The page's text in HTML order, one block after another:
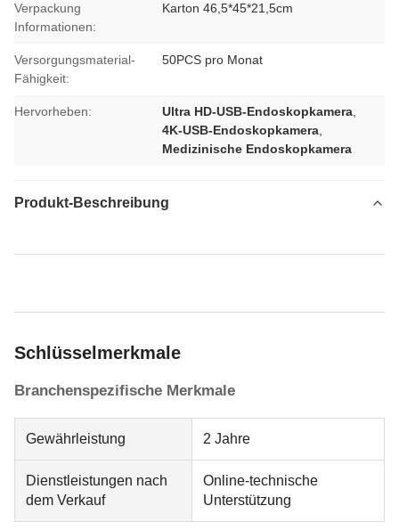
Verpackung
Informationen:
Karton 46,5*45*21,5cm
Versorgungsmaterial-
Fähigkeit:
50PCS pro Monat
Hervorheben: Ultra HD-USB-Endoskopkamera
4K-USB-Endoskopkamera
Medizinische Endoskopkamera
Produkt-Beschreibung
Schlüsselmerkmale
Branchenspezifische Merkmale
Gewährleistung 2 Jahre
Dienstleistungen nach
dem Verkauf
Online-technische
Unterstützung